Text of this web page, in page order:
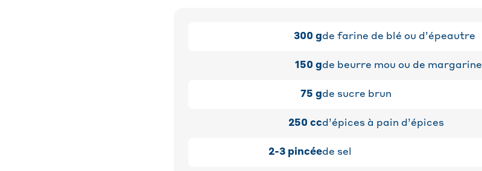
300 gde farine de blé ou d’épeautre
150 gde beurre mou ou de margarine
75 gde sucre brun
250 ccd’épices à pain d’épices
2-3 pincéede sel